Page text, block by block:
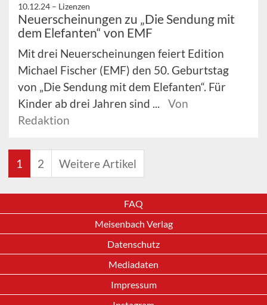
10.12.24 – Lizenzen
Neuerscheinungen zu „Die Sendung mit
dem Elefanten“ von EMF
Mit drei Neuerscheinungen feiert Edition
Michael Fischer (EMF) den 50. Geburtstag
von „Die Sendung mit dem Elefanten“. Für
Kinder ab drei Jahren sind ...
Von
Redaktion
1 2 Weitere Artikel
FAQ
Meisenbach Verlag
Datenschutz
Mediadaten
Impressum